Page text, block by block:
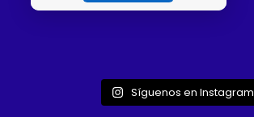
Síguenos en Instagram